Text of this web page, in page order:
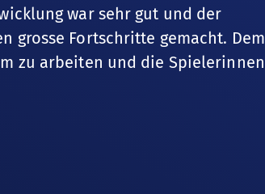
war sehr gut und der
grosse Fortschritte gemacht. Dem
zu arbeiten und die Spielerinnen